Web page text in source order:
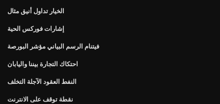
الخيار تداول أنيق مثال
إشارات فوركس الحية
فيتنام الرسم البياني مؤشر البورصة
احتكاك التجارة بيننا واليابان
النفط العقود الآجلة التخلف
نقطة توقف على الانترنت